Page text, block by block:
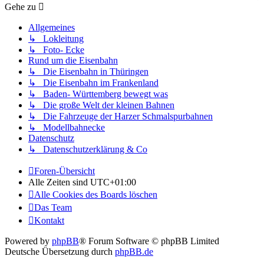
Gehe zu
Allgemeines
↳ Lokleitung
↳ Foto- Ecke
Rund um die Eisenbahn
↳ Die Eisenbahn in Thüringen
↳ Die Eisenbahn im Frankenland
↳ Baden- Württemberg bewegt was
↳ Die große Welt der kleinen Bahnen
↳ Die Fahrzeuge der Harzer Schmalspurbahnen
↳ Modellbahnecke
Datenschutz
↳ Datenschutzerklärung & Co
Foren-Übersicht
Alle Zeiten sind UTC+01:00
Alle Cookies des Boards löschen
Das Team
Kontakt
Powered by phpBB® Forum Software © phpBB Limited
Deutsche Übersetzung durch phpBB.de